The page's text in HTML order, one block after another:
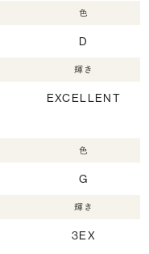
色
D
輝き
EXCELLENT
色
G
輝き
3EX